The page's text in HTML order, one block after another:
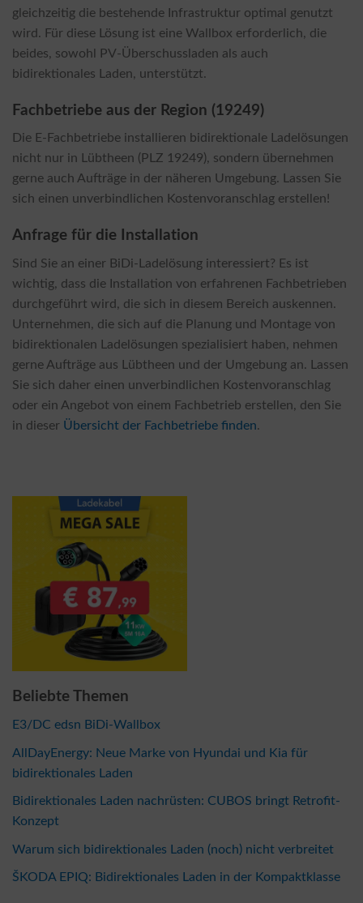
gleichzeitig die bestehende Infrastruktur optimal genutzt
wird. Für diese Lösung ist eine Wallbox erforderlich, die
beides, sowohl PV-Überschussladen als auch
bidirektionales Laden, unterstützt.
Fachbetriebe aus der Region (19249)
Die E-Fachbetriebe installieren bidirektionale Ladelösungen
nicht nur in Lübtheen (PLZ 19249), sondern übernehmen
gerne auch Aufträge in der näheren Umgebung. Lassen Sie
sich einen unverbindlichen Kostenvoranschlag erstellen!
Anfrage für die Installation
Sind Sie an einer BiDi-Ladelösung interessiert? Es ist
wichtig, dass die Installation von erfahrenen Fachbetrieben
durchgeführt wird, die sich in diesem Bereich auskennen.
Unternehmen, die sich auf die Planung und Montage von
bidirektionalen Ladelösungen spezialisiert haben, nehmen
gerne Aufträge aus Lübtheen und der Umgebung an. Lassen
Sie sich daher einen unverbindlichen Kostenvoranschlag
oder ein Angebot von einem Fachbetrieb erstellen, den Sie
in dieser Übersicht der Fachbetriebe finden.
Beliebte Themen
E3/DC edsn BiDi-Wallbox
AllDayEnergy: Neue Marke von Hyundai und Kia für
bidirektionales Laden
Bidirektionales Laden nachrüsten: CUBOS bringt Retrofit-
Konzept
Warum sich bidirektionales Laden (noch) nicht verbreitet
ŠKODA EPIQ: Bidirektionales Laden in der Kompaktklasse